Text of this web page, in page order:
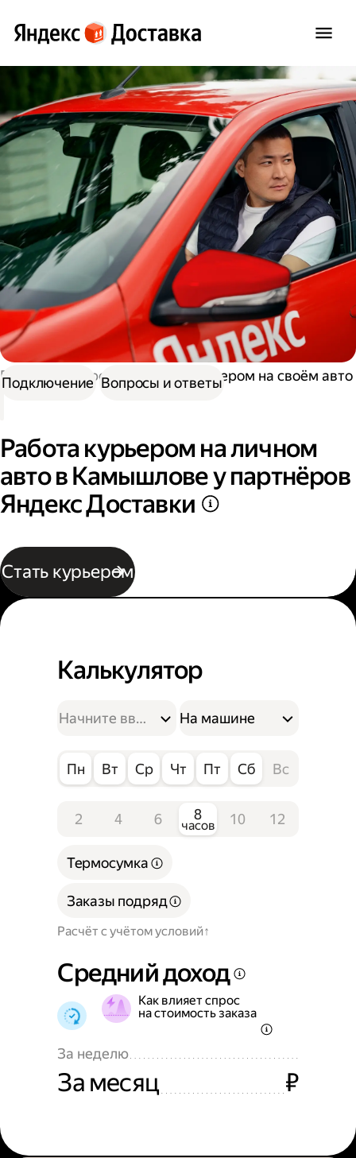
Работа курьером Работа курьером на своём авто
Работа курьером на личном
авто в Камышлове у партнёров
Яндекс Доставки
Стать курьером
Подключение Вопросы и ответы
Калькулятор
На машине
Пн Вт Ср Чт Пт Сб Вс
2 4 6 8
часов 10 12
Расчёт с учётом условий
Термосумка
Заказы подряд
Средний доход
Как влияет спрос
на стоимость заказа
За неделю
За месяц ₽